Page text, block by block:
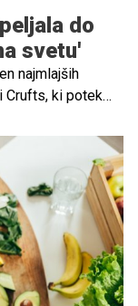
do
svetu'
najmlajših
Crufts, ki poteka
in domov